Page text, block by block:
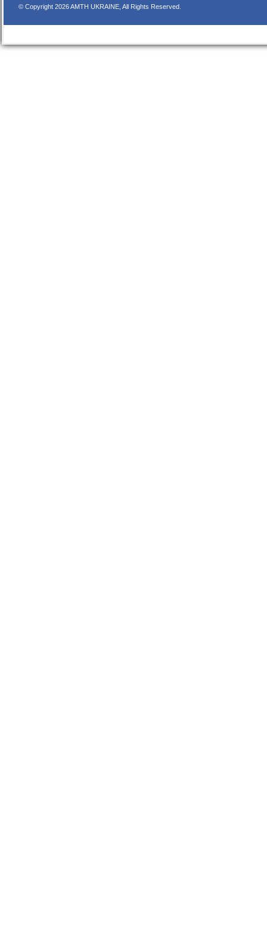
© Copyright 2026 AMTH UKRAINE, All Rights Reserved.